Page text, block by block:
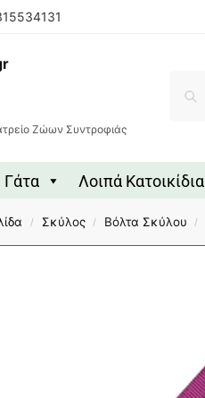
Ζώων Συντροφιάς
Γάτα Λοιπά Κατοικίδια
/ Σκύλος / Βόλτα Σκύλου /